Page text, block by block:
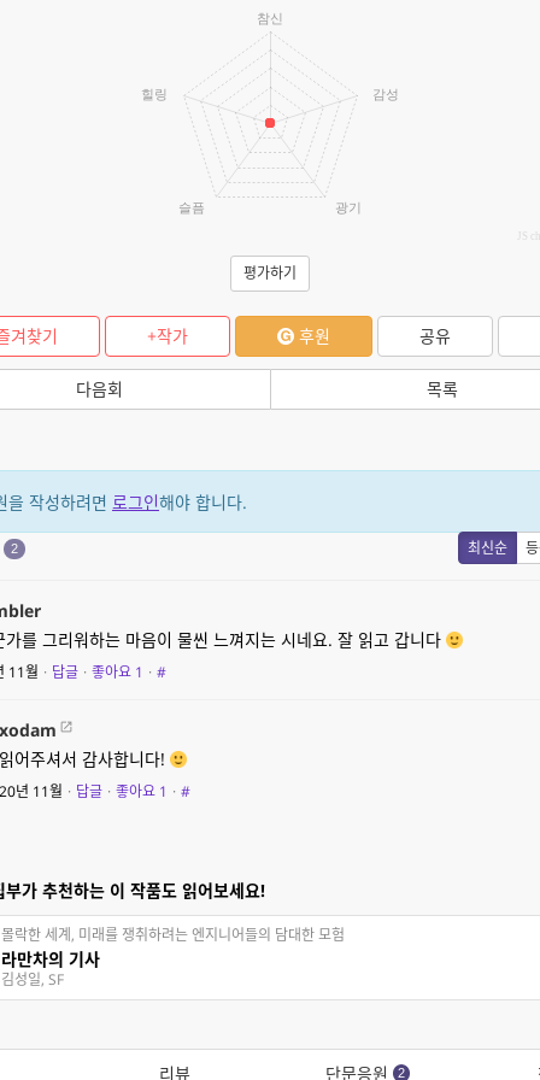
참신
감성
광기
슬픔
힐링
JS
평가하기
겨찾기 +작가 후원 공유
다음회 목록
을 작성하려면 로그인해야 합니다.
최신순
2
가를 그리워하는 마음이 물씬 느껴지는 시네요. 잘 읽고 갑니다
11월 · 답글 · 좋아요 1 · #
xodam
읽어주셔서 감사합니다!
20년 11월 · 답글 · 좋아요 1 · #
부가 추천하는 이 작품도 읽어보세요!
몰락한 세계, 미래를 쟁취하려는 엔지니어들의 담대한 모험
라만차의 기사
김성일, SF
리뷰 단문응원 2